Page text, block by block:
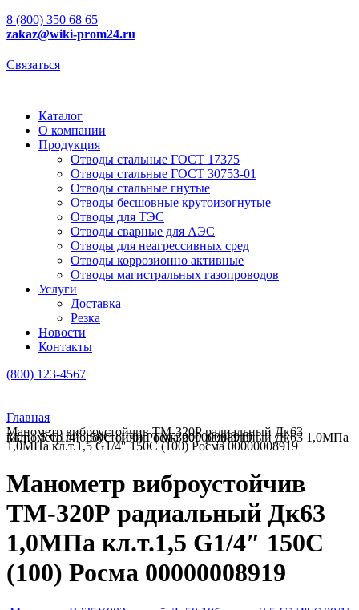
8 (800) 350 68 65
zakaz@wiki-prom24.ru
Связаться
Каталог
О компании
Продукция
Отводы стальные ГОСТ 17375
Отводы стальные ГОСТ 30753-01
Отводы стальные гнутые
Отводы бесшовные крутоизогнутые
Отводы для ТЭС
Отводы сварные для АЭС
Отводы для неагрессивных сред
Отводы коррозионно активные
Отводы магистральных газопроводов
Услуги
Доставка
Резка
Новости
Контакты
(800) 123-4567
Главная
Манометр виброустойчив ТМ-320Р радиальный Дк63
1,0МПа кл.т.1,5 G1/4″ 150C (100) Росма 00000008919
Манометр виброустойчив ТМ-320Р радиальный Дк63 1,0МПа кл.т.1,5 G1/4″ 150C (100) Росма 00000008919
Манометр виброустойчив
ТМ-320Р радиальный Дк63
1,0МПа кл.т.1,5 G1/4″ 150C
(100) Росма 00000008919